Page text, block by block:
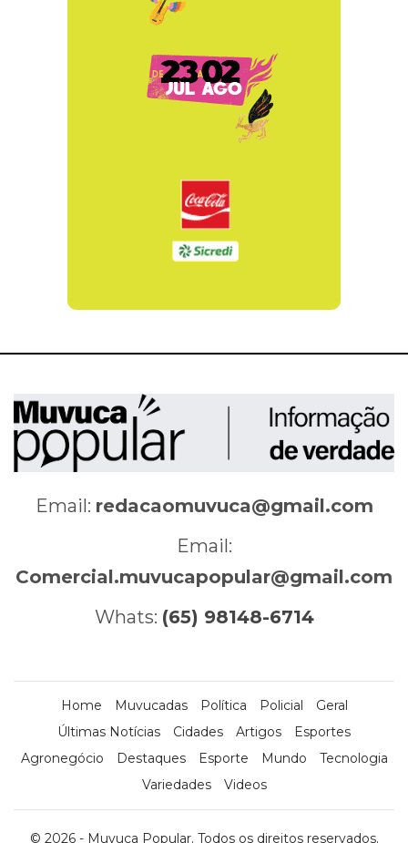
Email: redacaomuvuca@gmail.com
Email:
Comercial.muvucapopular@gmail.com
Whats: (65) 98148-6714
Home Muvucadas Política Policial
Geral
Últimas Notícias
Cidades Artigos
Esportes
Agronegócio
Destaques Esporte Mundo
Tecnologia
Variedades
Videos
© 2026 - Muvuca Popular. Todos os direitos reservados.